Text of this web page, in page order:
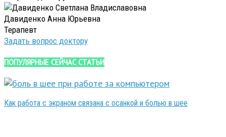
Давиденко Анна Юрьевна
Терапевт
Задать вопрос доктору
ПОПУЛЯРНЫЕ СЕЙЧАС СТАТЬИ
Как работа с экраном связана с осанкой и болью в шее